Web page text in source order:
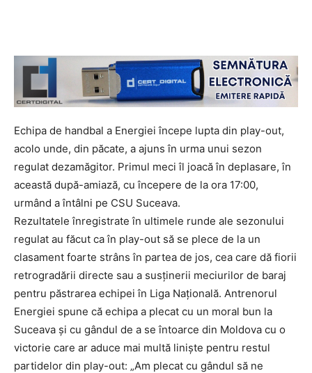
Echipa de handbal a Energiei începe lupta din play-out,
acolo unde, din păcate, a ajuns în urma unui sezon
regulat dezamăgitor. Primul meci îl joacă în deplasare, în
această după-amiază, cu începere de la ora 17:00,
urmând a întâlni pe CSU Suceava.
Rezultatele înregistrate în ultimele runde ale sezonului
regulat au făcut ca în play-out să se plece de la un
clasament foarte strâns în partea de jos, cea care dă fiorii
retrogradării directe sau a susținerii meciurilor de baraj
pentru păstrarea echipei în Liga Națională. Antrenorul
Energiei spune că echipa a plecat cu un moral bun la
Suceava și cu gândul de a se întoarce din Moldova cu o
victorie care ar aduce mai multă liniște pentru restul
partidelor din play-out: „Am plecat cu gândul să ne